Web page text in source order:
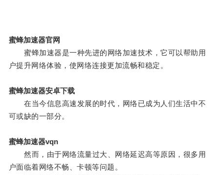
蜜蜂加速器官网
蜜蜂加速器是一种先进的网络加速技术，它可以帮助用
户提升网络体验，使网络连接更加流畅和稳定。
蜜蜂加速器安卓下载
在当今信息高速发展的时代，网络已成为人们生活中不
可或缺的一部分。
蜜蜂加速器vqn
然而，由于网络流量过大、网络延迟高等原因，很多用
户面临着网络不畅、卡顿等问题。